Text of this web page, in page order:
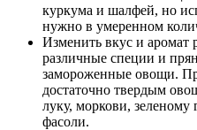
куркума и шалфей, но
нужно в умеренном
Изменить вкус и аромат
различные специи и
замороженные овощи.
достаточно твердым
луку, моркови, зеленому
фасоли.